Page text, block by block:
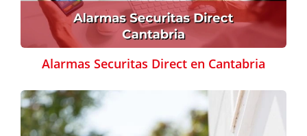
Alarmas Securitas Direct en Cantabria